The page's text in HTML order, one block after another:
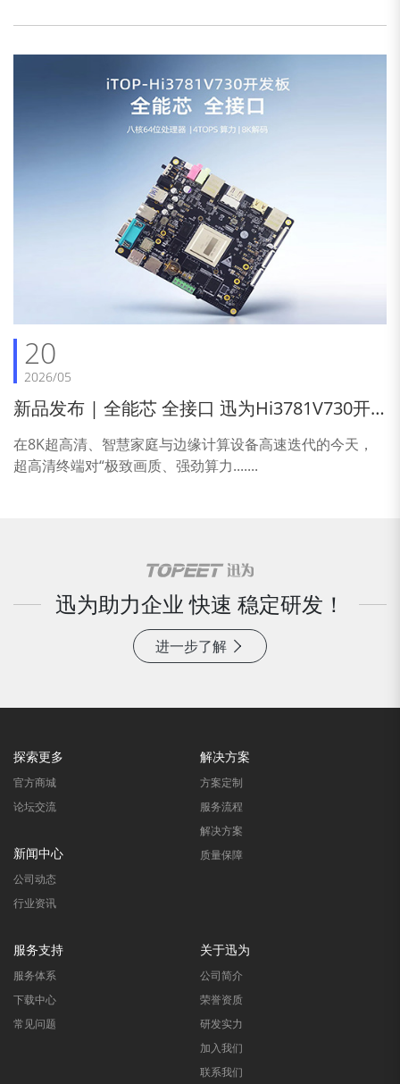
20
2026/05
新品发布 | 全能芯 全接口 迅为Hi3781V730开
在8K超高清、智慧家庭与边缘计算设备高速迭代的今天，
超高清终端对“极致画质、强劲算力.......
迅为助力企业 快速 稳定研发！
进一步了解
探索更多
官方商城
论坛交流
新闻中心
公司动态
行业资讯
解决方案
方案定制
服务流程
解决方案
质量保障
服务支持
服务体系
下载中心
常见问题
关于迅为
公司简介
荣誉资质
研发实力
加入我们
联系我们